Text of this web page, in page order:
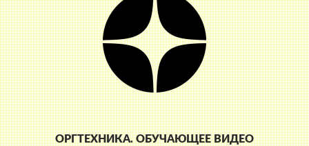
ОРГТЕХНИКА. ОБУЧАЮЩЕЕ ВИДЕО